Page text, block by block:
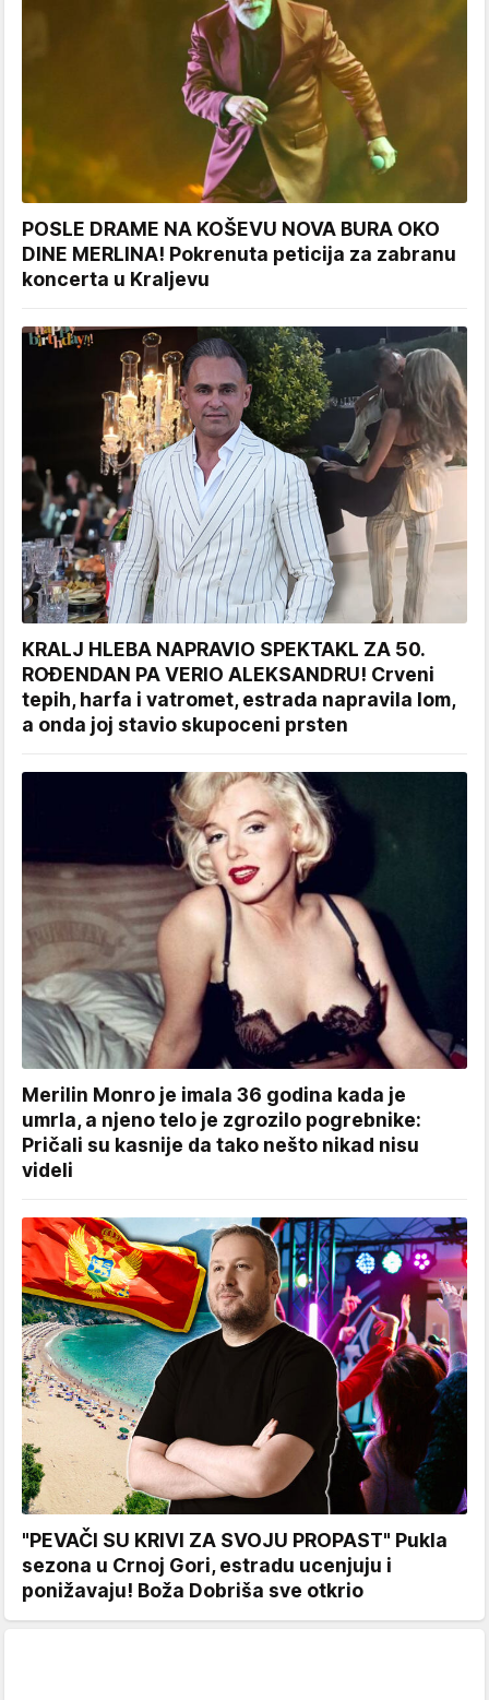
POSLE DRAME NA KOŠEVU NOVA BURA OKO
DINE MERLINA! Pokrenuta peticija za zabranu
koncerta u Kraljevu
KRALJ HLEBA NAPRAVIO SPEKTAKL ZA 50.
ROĐENDAN PA VERIO ALEKSANDRU! Crveni
tepih, harfa i vatromet, estrada napravila lom,
a onda joj stavio skupoceni prsten
Merilin Monro je imala 36 godina kada je
umrla, a njeno telo je zgrozilo pogrebnike:
Pričali su kasnije da tako nešto nikad nisu
videli
"PEVAČI SU KRIVI ZA SVOJU PROPAST" Pukla
sezona u Crnoj Gori, estradu ucenjuju i
ponižavaju! Boža Dobriša sve otkrio